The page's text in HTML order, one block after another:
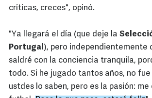
críticas, creces", opinó.
"Ya llegará el día (que deje la
Portugal), pero independientemente
saldré con la conciencia tranquila,
todo. Si he jugado tantos años, no
ustdes lo saben, pero es la pasión: